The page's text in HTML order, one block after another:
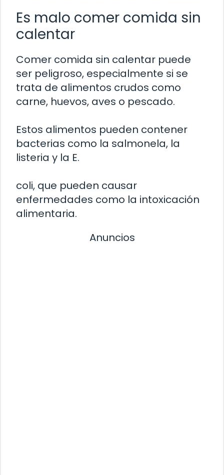
Es malo comer comida sin
calentar
Comer comida sin calentar puede
ser peligroso, especialmente si se
trata de alimentos crudos como
carne, huevos, aves o pescado.
Estos alimentos pueden contener
bacterias como la salmonela, la
listeria y la E.
coli, que pueden causar
enfermedades como la intoxicación
alimentaria.
Anuncios